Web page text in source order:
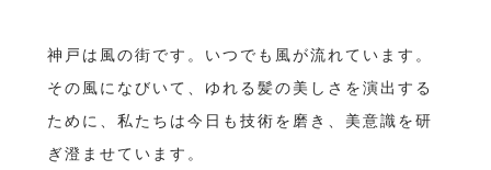
神戸は風の街です。いつでも風が流れています。
その風になびいて、ゆれる髪の美しさを演出する
ために、私たちは今日も技術を磨き、美意識を研
ぎ澄ませています。